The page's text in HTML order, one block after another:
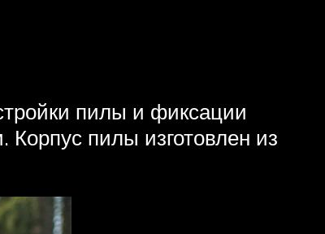
пилы и фиксации
Корпус пилы изготовлен из